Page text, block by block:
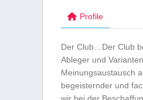
Profile
Der Club…Der Club
Ableger und
Meinungsaustausch
begeisternder und